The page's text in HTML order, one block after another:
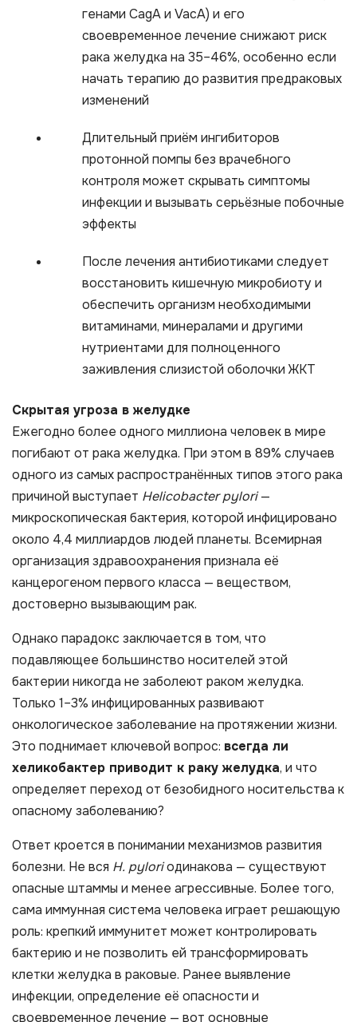
генами CagA и VacA) и его
своевременное лечение снижают риск
рака желудка на 35–46%, особенно если
начать терапию до развития предраковых
изменений
Длительный приём ингибиторов
протонной помпы без врачебного
контроля может скрывать симптомы
инфекции и вызывать серьёзные побочные
эффекты
После лечения антибиотиками следует
восстановить кишечную микробиоту и
обеспечить организм необходимыми
витаминами, минералами и другими
нутриентами для полноценного
заживления слизистой оболочки ЖКТ
Cкрытая угроза в желудке
Ежегодно более одного миллиона человек в мире
погибают от рака желудка. При этом в 89% случаев
одного из самых распространённых типов этого рака
причиной выступает Helicobacter pylori—
микроскопическая бактерия, которой инфицировано
около 4,4 миллиардов людей планеты. Всемирная
организация здравоохранения признала её
канцерогеном первого класса — веществом,
достоверно вызывающим рак.
Однако парадокс заключается в том, что
подавляющее большинство носителей этой
бактерии никогда не заболеют раком желудка.
Только 1–3% инфицированных развивают
онкологическое заболевание на протяжении жизни.
Это поднимает ключевой вопрос: всегда ли
хеликобактер приводит к раку желудка, и что
определяет переход от безобидного носительства к
опасному заболеванию?
Ответ кроется в понимании механизмов развития
болезни. Не вся H. pyloriодинакова — существуют
опасные штаммы и менее агрессивные. Более того,
сама иммунная система человека играет решающую
роль: крепкий иммунитет может контролировать
бактерию и не позволить ей трансформировать
клетки желудка в раковые. Ранее выявление
инфекции, определение её опасности и
своевременное лечение — вот основные